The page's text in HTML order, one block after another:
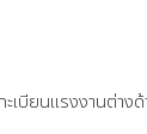
เบียนแรงงานต่าง